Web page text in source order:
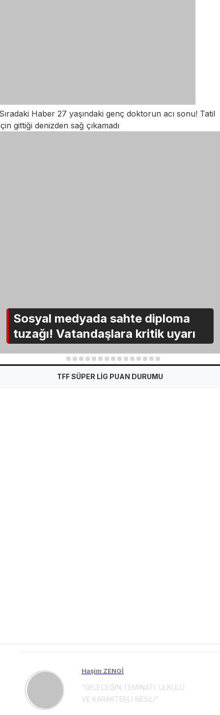
Haber 27 yaşındaki genç doktorun acı sonu! Tatil
gittiği denizden sağ çıkamadı
Sosyal medyada sahte diploma
tuzağı! Vatandaşlara kritik uyarı
2 3 4 5 6 7 8 9 10 11 12 13 14 15
TFF SÜPER LİG PUAN DURUMU
Haşim ZENGİ
“GELECEĞİN TEMİNATI: ÜLKÜLÜ
VE KARAKTERLİ NESİL!”